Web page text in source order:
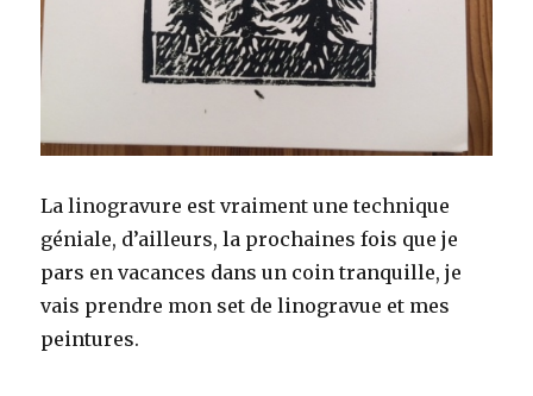
La linogravure est vraiment une technique
géniale, d’ailleurs, la prochaines fois que je
pars en vacances dans un coin tranquille, je
vais prendre mon set de linogravue et mes
peintures.